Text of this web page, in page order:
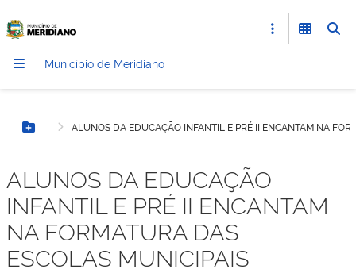
Município de Meridiano
Botão MenuALUNOS DA EDUCAÇÃO INFANTIL E PRÉ II ENCANTAM NA
ALUNOS DA EDUCAÇÃO
INFANTIL E PRÉ II ENCANTAM
NA FORMATURA DAS
ESCOLAS MUNICIPAIS